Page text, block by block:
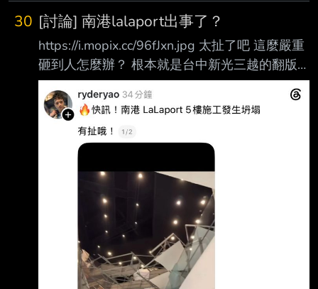
30 [討論] 南港lalaport出事了？
https://i.mopix.cc/96fJxn.jpg 太扯了吧 這麼嚴重
砸到人怎麼辦？ 根本就是台中新光三越的翻版
爲什麼藍白（政黑點）執政的城市 都會發生這
種工安 藍白畜都吃了那麼多的台北廚餘 就放過
牠們吧 另外八卦板是不是根本不討論這件事？ -